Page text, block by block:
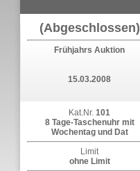
(Abgeschlossen)
Frühjahrs Auktion
15.03.2008
Kat.Nr. 101
8 Tage-Taschenuhr mit
Wochentag und Dat
Limit
ohne Limit